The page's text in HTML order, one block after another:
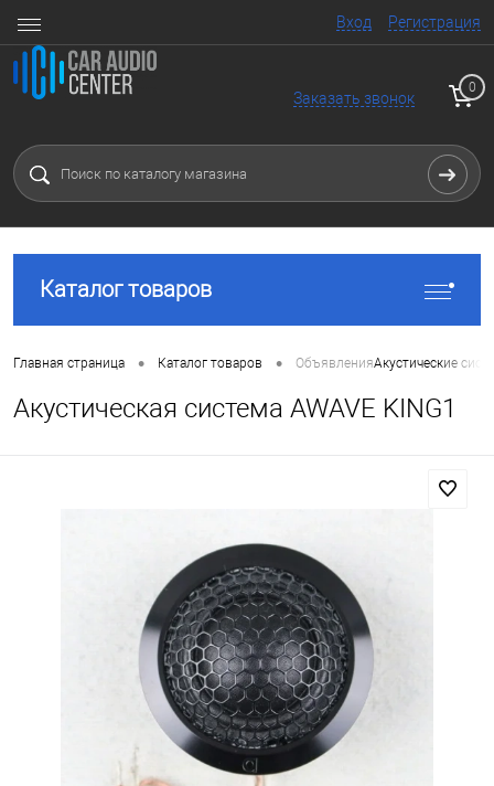
Вход Регистрация
Заказать звонок
0
Каталог товаров
Главная страница • Каталог товаров • ОбъявленияАкустические
Акустическая система AWAVE KING1